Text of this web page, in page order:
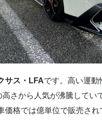
サス・LFAです。高い運動
さから人気が沸騰して
価格では億単位で販売さ